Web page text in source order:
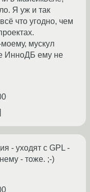
Я уж и так
что угодно, чем
мускул
ИнноДБ ему не
- уходят с GPL -
- тоже. ;-)